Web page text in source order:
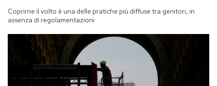
Coprirne il volto è una delle pratiche più diffuse tra genitori, in
assenza di regolamentazioni